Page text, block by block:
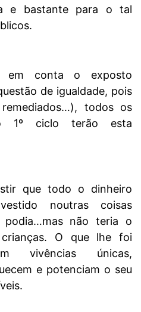
e bastante para o tal
conta o exposto
de igualdade, pois
todos os
1º ciclo terão esta
que todo o dinheiro
noutras coisas
podia…mas não teria o
O que lhe foi
vivências únicas,
e potenciam o seu